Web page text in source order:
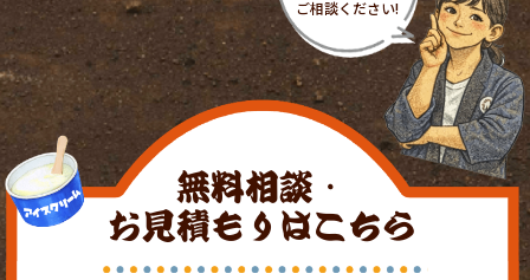
無料相談・
お見積もりはこちら